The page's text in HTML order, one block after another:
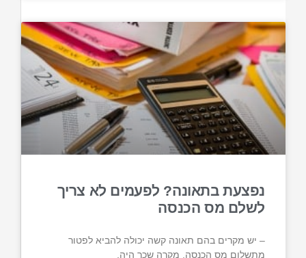
נפצעת בתאונה? לפעמים לא צריך
לשלם מס הכנסה
– יש מקרים בהם תאונה קשה יכולה להביא לפטור
מתשלום מס הכנסה. מקרה שכך היה,